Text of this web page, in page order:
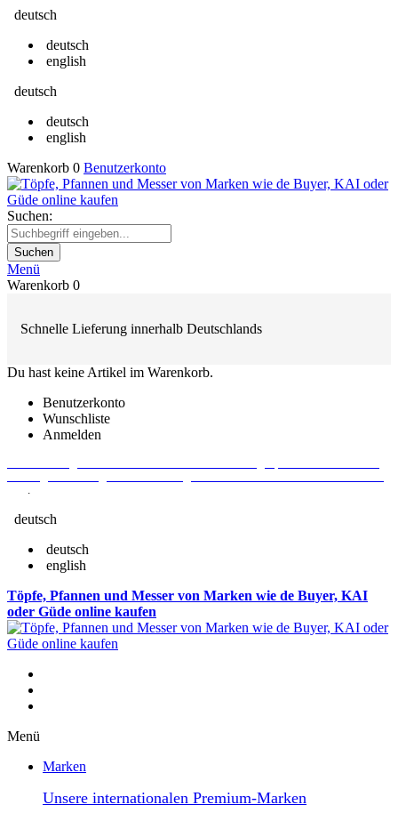
deutsch
deutsch
english
deutsch
deutsch
english
Warenkorb 0 Benutzerkonto
Suchen:
Suchen
Menü
Warenkorb 0
Schnelle Lieferung innerhalb Deutschlands
Du hast keine Artikel im Warenkorb.
Benutzerkonto
Wunschliste
Anmelden
.
deutsch
deutsch
english
Töpfe, Pfannen und Messer von Marken wie de Buyer, KAI
oder Güde online kaufen
Menü
Marken
Unsere internationalen Premium-Marken